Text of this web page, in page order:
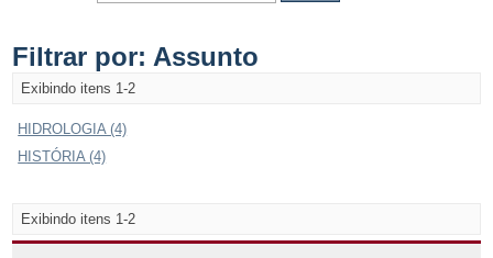
Filtrar por: Assunto
Exibindo itens 1-2
HIDROLOGIA (4)
HISTÓRIA (4)
Exibindo itens 1-2